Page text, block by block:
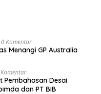
0 Komentar
Menangi GP Australia
Pembahasan Desai
dan PT BIB